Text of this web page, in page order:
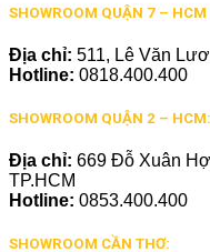
SHOWROOM QUẬN 7 – HCM
Địa chỉ: 511, Lê Văn
Hotline: 0818.400.400
SHOWROOM QUẬN 2 – HCM:
Địa chỉ: 669 Đỗ Xuân
TP.HCM
Hotline: 0853.400.400
SHOWROOM CẦN THƠ: